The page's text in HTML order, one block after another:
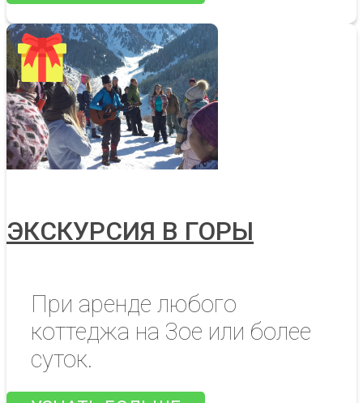
ЭКСКУРСИЯ В ГОРЫ
При аренде любого
коттеджа на 3ое или более
суток.